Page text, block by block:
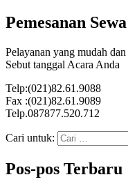
Pemesanan
Pelayanan yang mudah
Sebut tanggal Acara Anda
Telp:(021)82.61.9088
Fax :(021)82.61.9089
Telp.087877.520.712
Cari untuk:
Pos-pos Terbaru